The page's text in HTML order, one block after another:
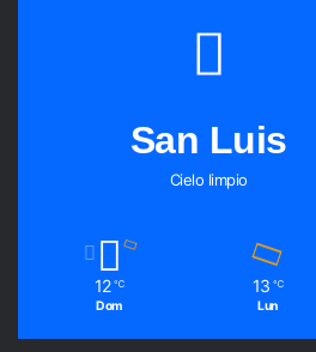
San Luis
Cielo limpio
12 ℃
Dom
13 ℃
Lun